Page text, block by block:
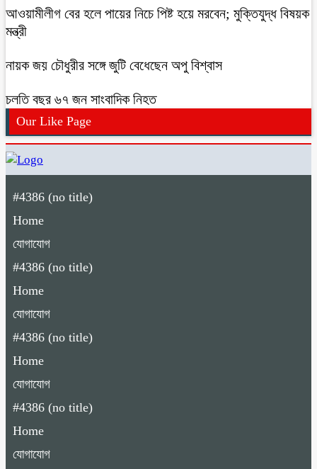
আওয়ামীলীগ বের হলে পায়ের নিচে পিষ্ট হয়ে মরবেন; মুক্তিযুদ্ধ বিষয়ক
মন্ত্রী
নায়ক জয় চৌধুরীর সঙ্গে জুটি বেধেছেন অপু বিশ্বাস
চলতি বছর ৬৭ জন সাংবাদিক নিহত
Our Like Page
#4386 (no title)
Home
যোগাযোগ
#4386 (no title)
Home
যোগাযোগ
#4386 (no title)
Home
যোগাযোগ
#4386 (no title)
Home
যোগাযোগ